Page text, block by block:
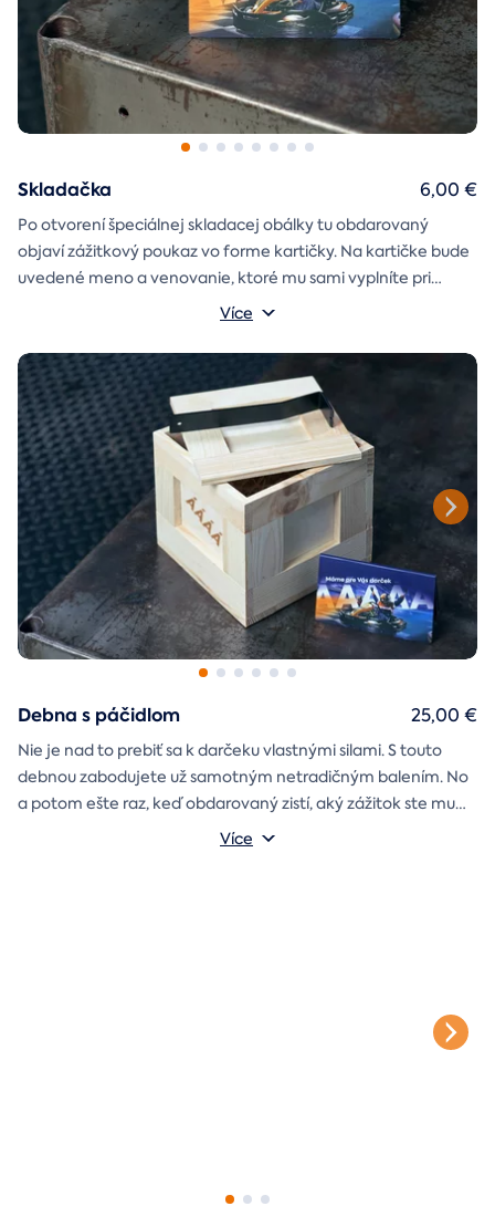
Skladačka
Po otvorení špeciálnej skladacej obálky tu obdarovaný
objaví zážitkový poukaz vo forme kartičky. Na kartičke bude
uvedené meno a venovanie, ktoré mu sami vyplníte pri
Více
6,00 €
Debna s páčidlom
Nie je nad to prebiť sa k darčeku vlastnými silami. S touto
debnou zabodujete už samotným netradičným balením. No
a potom ešte raz, keď obdarovaný zistí, aký zážitok ste mu
darčekovú skladačku
Vonkajšie rozmery: 20 × 20 × 20 cm
Více
25,00 €